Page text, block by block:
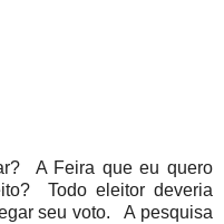
A Feira que eu quero
Todo eleitor deveria
seu voto. A pesquisa